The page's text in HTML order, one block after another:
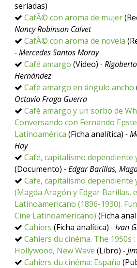
seriadas)
CafÃ© con aroma de mujer
Nancy Robinson Calvet
CafÃ© con aroma de novela
- Mercedes Santos Moray
Café amargo (Video) -
Hernández
Café amargo en ángulo ancho
Octavio Fraga Guerra
Café amargo y un sorbo de
Conversando con Fernando
Latinoamérica (Ficha analítica) -
Hay
Café, capitalismo dependiente
(Documento) - Edgar Barillas,
Cafe, capitalismo dependiente
(Magda Aragón y Edgar Barillas,
Latinoamericano (1896-1930).
Cine Latinoamericano) (Ficha
Cahiers (Ficha analítica) - Ivan
Cahiers du cinéma. The 1950s
Hollywood, New Wave (Libro) -
Cahiers du cinéma: España